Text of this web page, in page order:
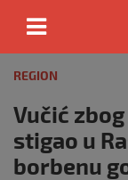
content
REGION
Vučić
stigao u
borbenu